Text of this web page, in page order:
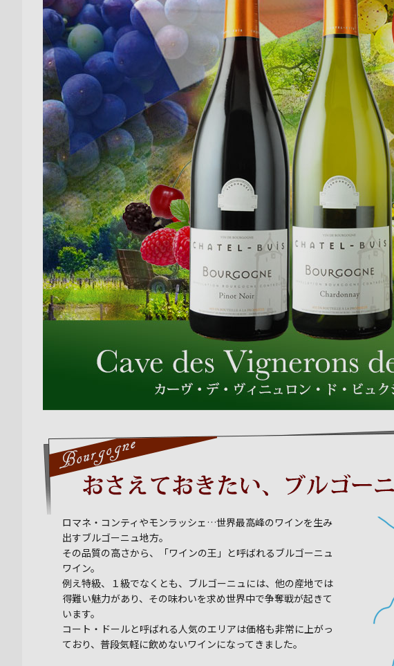
ロマネ・コンティやモンラッシェ…世界最高峰のワインを生み
出すブルゴーニュ地方。
その品質の高さから、「ワインの王」と呼ばれるブルゴーニュ
ワイン。
例え特級、１級でなくとも、ブルゴーニュには、他の産地では
得難い魅力があり、その味わいを求め世界中で争奪戦が起きて
います。
コート・ドールと呼ばれる人気のエリアは価格も非常に上がっ
ており、普段気軽に飲めないワインになってきました。